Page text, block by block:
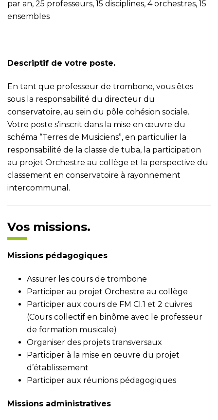
par an, 25 professeurs, 15 disciplines, 4 orchestres, 15
ensembles
Descriptif de votre poste.
En tant que professeur de trombone, vous êtes
sous la responsabilité du directeur du
conservatoire, au sein du pôle cohésion sociale.
Votre poste s’inscrit dans la mise en œuvre du
schéma “Terres de Musiciens”, en particulier la
responsabilité de la classe de tuba, la participation
au projet Orchestre au collège et la perspective du
classement en conservatoire à rayonnement
intercommunal.
Vos missions.
Missions pédagogiques
Assurer les cours de trombone
Participer au projet Orchestre au collège
Participer aux cours de FM CI.1 et 2 cuivres
(Cours collectif en binôme avec le professeur
de formation musicale)
Organiser des projets transversaux
Participer à la mise en œuvre du projet
d’établissement
Participer aux réunions pédagogiques
Missions administratives